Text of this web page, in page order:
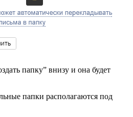
папку” внизу и она будет
папки располагаются под